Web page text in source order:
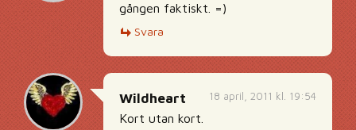
gången faktiskt. =)
Svara
18 april, 2011 kl. 19:54
Wildheart
Kort utan kort.